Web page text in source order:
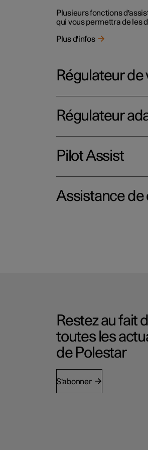
Plusieurs fonctions
qui vous permettra de les
Plus d'infos
Régulateur de
Régulateur
Pilot Assist
Assistance
Restez au fait
toutes les
de Polestar
S'abonner